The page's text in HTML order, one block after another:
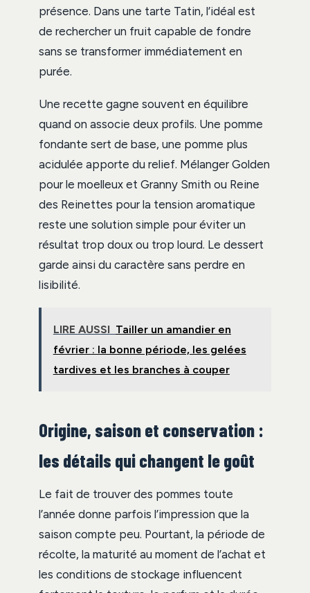
présence. Dans une tarte Tatin, l’idéal est
de rechercher un fruit capable de fondre
sans se transformer immédiatement en
purée.
Une recette gagne souvent en équilibre
quand on associe deux profils. Une pomme
fondante sert de base, une pomme plus
acidulée apporte du relief. Mélanger Golden
pour le moelleux et Granny Smith ou Reine
des Reinettes pour la tension aromatique
reste une solution simple pour éviter un
résultat trop doux ou trop lourd. Le dessert
garde ainsi du caractère sans perdre en
lisibilité.
LIRE AUSSI Tailler un amandier en
février : la bonne période, les gelées
tardives et les branches à couper
Origine, saison et conservation :
les détails qui changent le goût
Le fait de trouver des pommes toute
l’année donne parfois l’impression que la
saison compte peu. Pourtant, la période de
récolte, la maturité au moment de l’achat et
les conditions de stockage influencent